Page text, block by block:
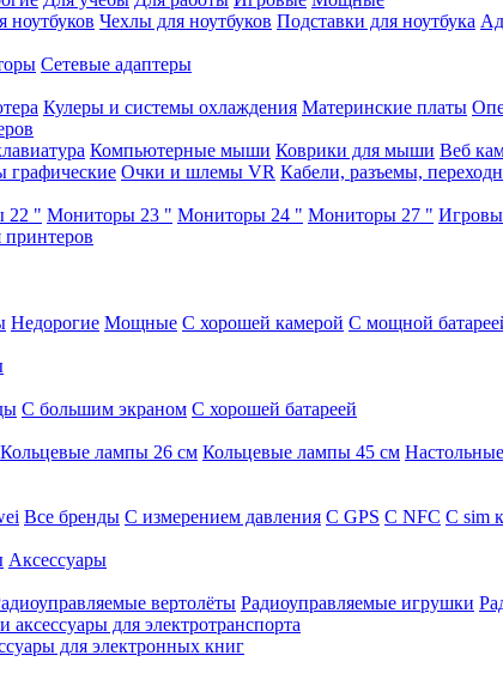
ноутбуков Чехлы для ноутбуков Подставки для ноутбука
Сетевые адаптеры
Кулеры и системы охлаждения Материнские платы
Компьютерные мыши Коврики для мыши Веб
графические Очки и шлемы VR Кабели, разъемы,
22 " Мониторы 23 " Мониторы 24 " Мониторы 27 "
Недорогие Мощные С хорошей камерой С мощной
С большим экраном С хорошей батареей
Кольцевые лампы 26 см Кольцевые лампы 45 см
Все бренды C измерением давления C GPS C NFC C sim
Аксессуары
вертолёты Радиоуправляемые игрушки
аксессуары для электротранспорта
для электронных книг